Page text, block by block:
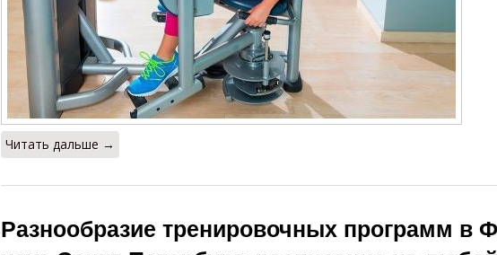
Читать дальше →
Разнообразие тренировочных программ в